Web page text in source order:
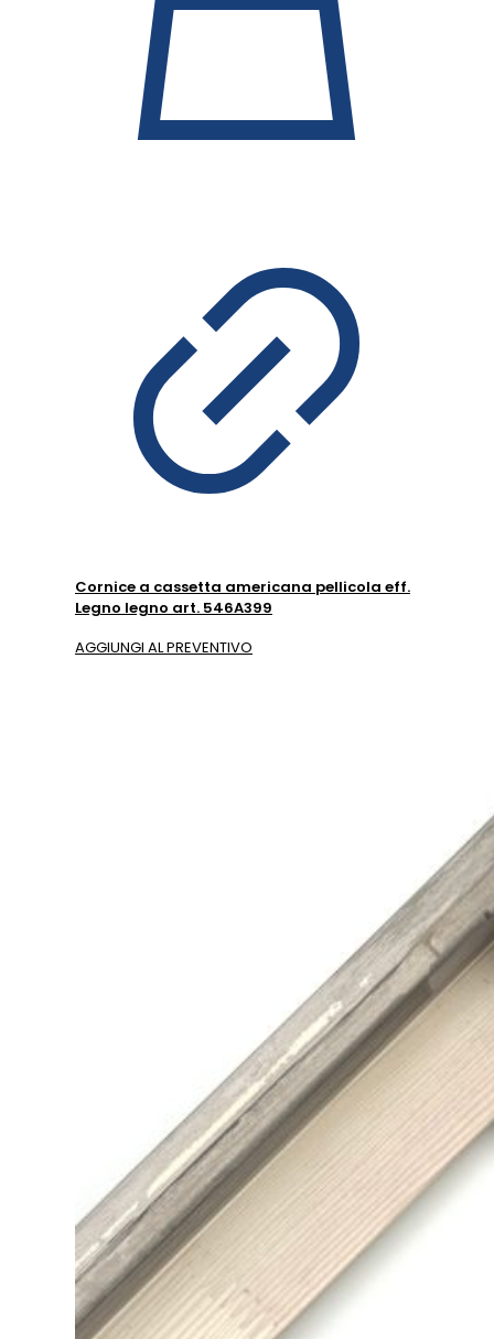
Cornice a cassetta americana pellicola eff.
Legno legno art. 546A399
AGGIUNGI AL PREVENTIVO